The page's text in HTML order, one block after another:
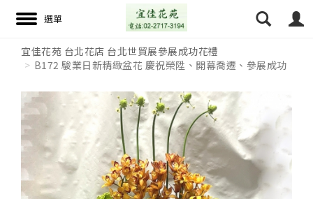
宜佳花苑 台北花店 台北世貿展參展成功花禮
B172 駿業日新精緻盆花 慶祝榮陞、開幕喬遷、參展成功